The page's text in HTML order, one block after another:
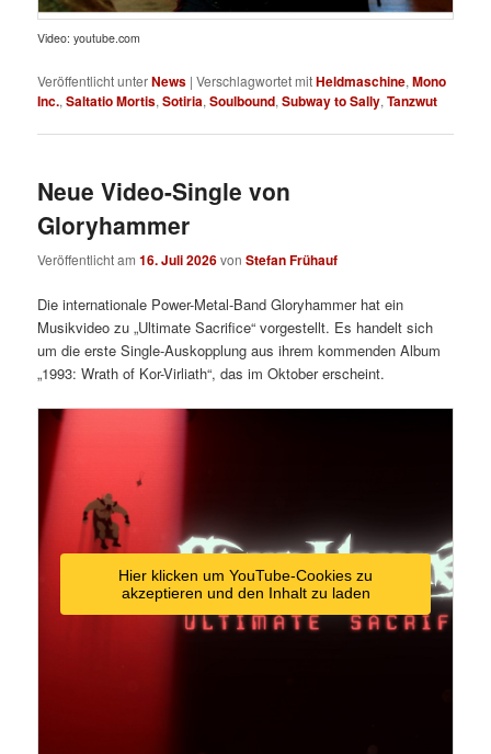
Video: youtube.com
Veröffentlicht unterNews |Verschlagwortet mitHeldmaschine,Mono
Inc.,Saltatio Mortis,Sotiria,Soulbound,Subway to Sally,Tanzwut
Neue Video-Single von
Gloryhammer
Veröffentlicht am16. Juli 2026vonStefan Frühauf
Die internationale Power-Metal-Band Gloryhammer hat ein
Musikvideo zu „Ultimate Sacrifice“ vorgestellt. Es handelt sich
um die erste Single-Auskopplung aus ihrem kommenden Album
„1993: Wrath of Kor-Virliath“, das im Oktober erscheint.
Hier klicken um YouTube-Cookies zu
akzeptieren und den Inhalt zu laden